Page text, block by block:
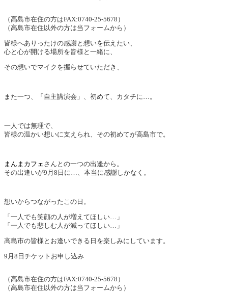
（高島市在住の方はFAX:0740-25-5678）
（高島市在住以外の方は当フォームから）
皆様へありったけの感謝と想いを伝えたい、
心と心が開ける場所を皆様と一緒に、
その想いでマイクを握らせていただき、
また一つ、「自主講演会」、初めて、カタチに…。
一人では無理で、
皆様の温かい想いに支えられ、その初めてが高島市で。
まんまカフェ さんとの一つの出逢から。
その出逢いが9月8日に…、本当に感謝しかなく。
想いからつながったこの日。
「一人でも笑顔の人が増えてほしい…」
「一人でも悲しむ人が減ってほしい…」
高島市の皆様とお逢いできる日を楽しみにしています。
9月8日チケットお申し込み
（高島市在住の方はFAX:0740-25-5678）
（高島市在住以外の方は当フォームから）